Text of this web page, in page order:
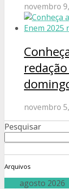
novembro
novembro
Pesquisar
Arquivos
agosto 2026